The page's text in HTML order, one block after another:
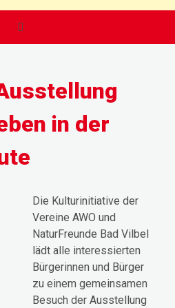
in der
Die Kulturinitiative der
Vereine AWO und
NaturFreunde Bad Vilbel
lädt alle interessierten
Bürgerinnen und Bürger
zu einem gemeinsamen
Besuch der Ausstellung